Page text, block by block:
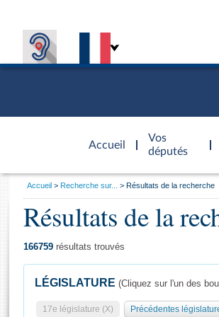
Accueil
d'accueil
Vos
députés
Général
Vous
Accueil Recherche sur... Résultats de la recherche
Résultats de la
166759 résultats trouvés
LÉGISLATURE (Cliquez sur l'un des
17e législature (X) Précédentes